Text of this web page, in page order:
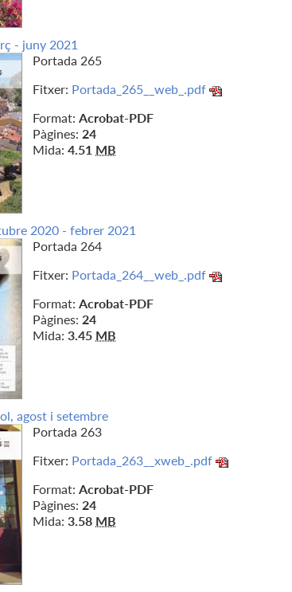
- juny 2021
Portada 265
Fitxer: Portada_265__web_.pdf
Format: Acrobat-PDF
Pàgines: 24
Mida: 4.51 MB
2020 - febrer 2021
Portada 264
Fitxer: Portada_264__web_.pdf
Format: Acrobat-PDF
Pàgines: 24
Mida: 3.45 MB
agost i setembre
Portada 263
Fitxer: Portada_263__xweb_.pdf
Format: Acrobat-PDF
Pàgines: 24
Mida: 3.58 MB